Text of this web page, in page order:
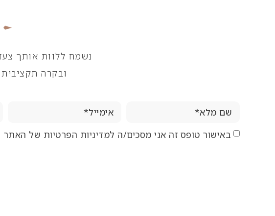
נשמח ללוות אותך
ובקרה
באישור טופס זה אני מסכים/ה למדיניות הפרטיות של האתר